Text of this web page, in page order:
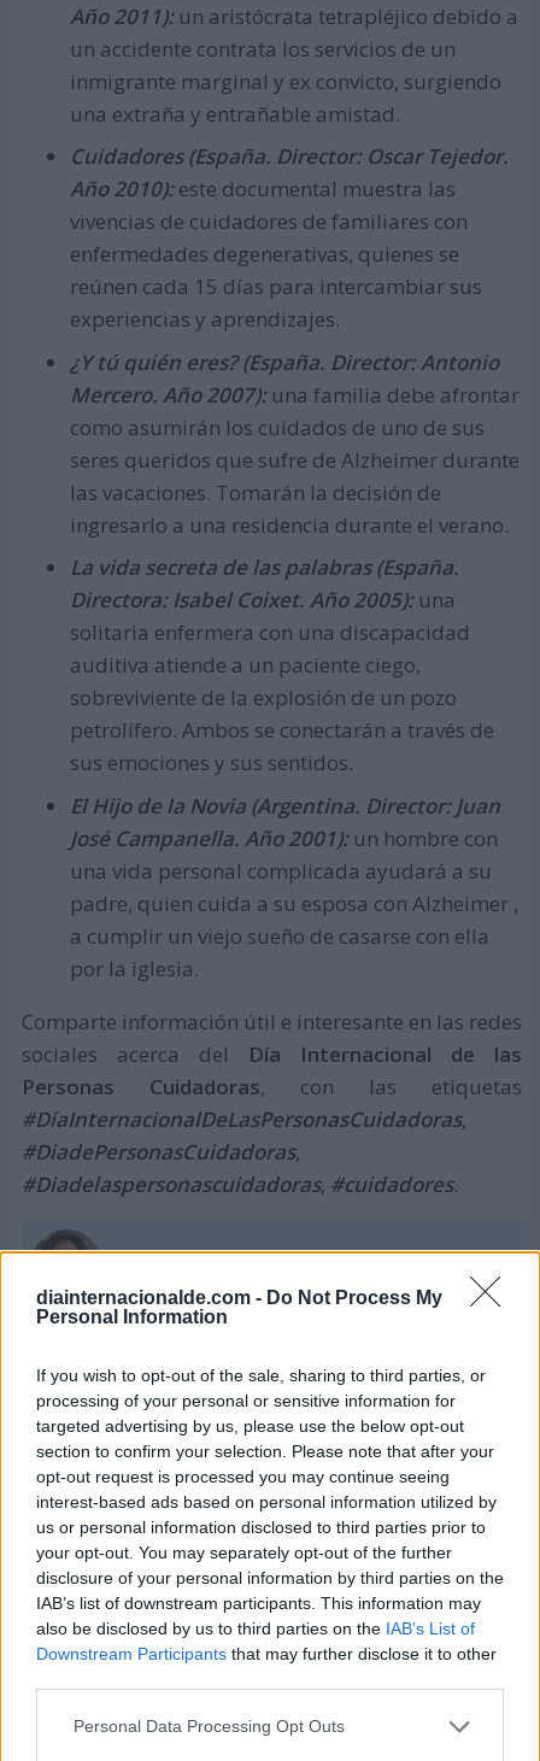
diainternacionalde.com - Do Not Process My
Personal Information
If you wish to opt-out of the sale, sharing to third parties, or
processing of your personal or sensitive information for
targeted advertising by us, please use the below opt-out
section to confirm your selection. Please note that after your
opt-out request is processed you may continue seeing
interest-based ads based on personal information utilized by
us or personal information disclosed to third parties prior to
your opt-out. You may separately opt-out of the further
disclosure of your personal information by third parties on the
IAB’s list of downstream participants. This information may
also be disclosed by us to third parties on the IAB’s List of
Downstream Participants that may further disclose it to other
Personal Data Processing Opt Outs
Año 2011):un aristócrata tetrapléjico debido a
un accidente contrata los servicios de un
inmigrante marginal y ex convicto, surgiendo
una extraña y entrañable amistad.
Cuidadores (España. Director: Oscar Tejedor.
Año 2010):este documental muestra las
vivencias de cuidadores de familiares con
enfermedades degenerativas, quienes se
reúnen cada 15 días para intercambiar sus
experiencias y aprendizajes.
¿Y tú quién eres? (España. Director: Antonio
Mercero. Año 2007):una familia debe afrontar
como asumirán los cuidados de uno de sus
seres queridos que sufre de Alzheimer durante
las vacaciones. Tomarán la decisión de
ingresarlo a una residencia durante el verano.
La vida secreta de las palabras (España.
Directora: Isabel Coixet. Año 2005): una
solitaria enfermera con una discapacidad
auditiva atiende a un paciente ciego,
sobreviviente de la explosión de un pozo
petrolífero. Ambos se conectarán a través de
sus emociones y sus sentidos.
El Hijo de la Novia (Argentina. Director: Juan
José Campanella. Año 2001): un hombre con
una vida personal complicada ayudará a su
padre, quien cuida a su esposa con Alzheimer ,
a cumplir un viejo sueño de casarse con ella
por la iglesia.
Comparte información útil e interesante en las redes
sociales acerca del
Día Internacional de las
Personas Cuidadoras, con las etiquetas
#DíaInternacionalDeLasPersonasCuidadoras,
#DiadePersonasCuidadoras,
#Diadelaspersonascuidadoras, #cuidadores.
patrilopca
Si conoces datos sobre este artículo y quieres
enviarnos más información, ponte en contacto
con nuestro equipo de redacción aquí.
Otros Días Internacionales que
podrían interesarte